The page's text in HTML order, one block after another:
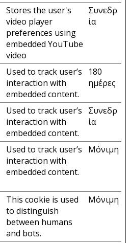
Stores the user's
video player
preferences using
embedded YouTube
video
Συνεδρ
ία
Used to track user’s
interaction with
embedded content.
180
ημέρες
Used to track user’s
interaction with
embedded content.
Συνεδρ
ία
Used to track user’s
interaction with
embedded content.
Μόνιμη
This cookie is used
to distinguish
between humans
and bots.
Μόνιμη